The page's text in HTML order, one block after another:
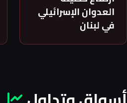
العدوان الإسرائيلي
في لبنان